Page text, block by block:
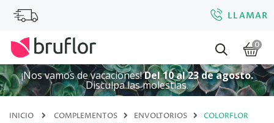
LLAMAR
0
¡Nos vamos de vacaciones!Del 10 al 23 de agosto.
Disculpa las molestias.
INICIO COMPLEMENTOS ENVOLTORIOS
COLORFLOR